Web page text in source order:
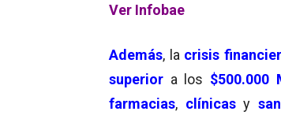
Ver Infobae
Además, la crisis
superior a los $500.000
farmacias, clínicas y